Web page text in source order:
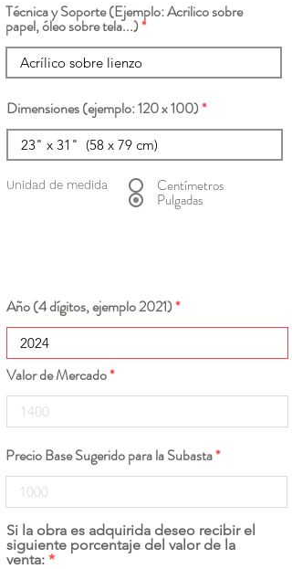
Técnica y Soporte (Ejemplo: Acrilico sobre
papel, óleo sobre tela...)
Dimensiones (ejemplo: 120 x 100)
Unidad de medida Centímetros
Pulgadas
Año (4 dígitos, ejemplo 2021)
Valor de Mercado
Precio Base Sugerido para la Subasta
Si la obra es adquirida deseo recibir el
siguiente porcentaje del valor de la
venta: